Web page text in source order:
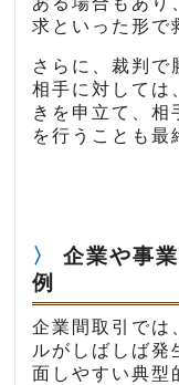
求といった形で
さらに、裁判で
相手に対しては
きを申立て、相
を行うことも最
企業や事
例
企業間取引では
ルがしばしば発
面しやすい典型